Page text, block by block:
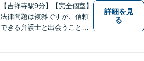
【吉祥寺駅9分】【完全個室】
法律問題は複雑ですが、信頼
できる弁護士と出会うことで
詳細を見
る